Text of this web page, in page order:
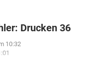
Drucken 36
10:32